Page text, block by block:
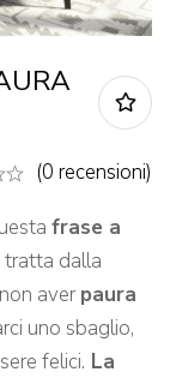
(0 recensioni)
frase a
tratta dalla
aver paura
uno sbaglio,
felici. La